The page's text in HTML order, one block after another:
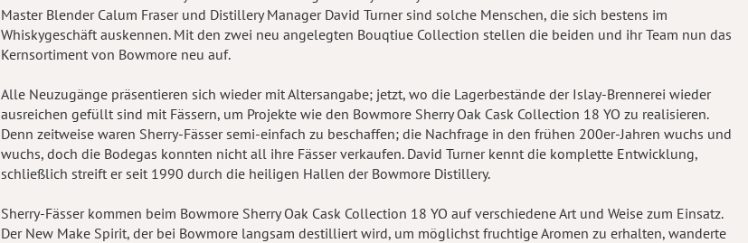
Master Blender Calum Fraser und Distillery Manager David Turner sind solche Menschen, die sich bestens im
Whiskygeschäft auskennen. Mit den zwei neu angelegten Bouqtiue Collection stellen die beiden und ihr Team nun das
Kernsortiment von Bowmore neu auf.
Alle Neuzugänge präsentieren sich wieder mit Altersangabe; jetzt, wo die Lagerbestände der Islay-Brennerei wieder
ausreichen gefüllt sind mit Fässern, um Projekte wie den Bowmore Sherry Oak Cask Collection 18 YO zu realisieren.
Denn zeitweise waren Sherry-Fässer semi-einfach zu beschaffen; die Nachfrage in den frühen 200er-Jahren wuchs und
wuchs, doch die Bodegas konnten nicht all ihre Fässer verkaufen. David Turner kennt die komplette Entwicklung,
schließlich streift er seit 1990 durch die heiligen Hallen der Bowmore Distillery.
Sherry-Fässer kommen beim Bowmore Sherry Oak Cask Collection 18 YO auf verschiedene Art und Weise zum Einsatz.
Der New Make Spirit, der bei Bowmore langsam destilliert wird, um möglichst fruchtige Aromen zu erhalten, wanderte